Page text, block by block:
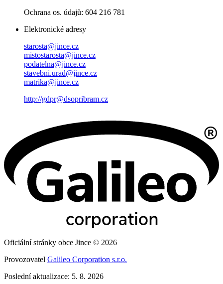
Ochrana os. údajů: 604 216 781
Elektronické adresy
starosta@jince.cz
mistostarosta@jince.cz
podatelna@jince.cz
stavebni.urad@jince.cz
matrika@jince.cz
http://gdpr@dsopribram.cz
Oficiální stránky obce Jince © 2026
Provozovatel Galileo Corporation s.r.o.
Poslední aktualizace: 5. 8. 2026